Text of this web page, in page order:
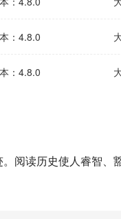
：4.8.0
：4.8.0
阅读历史使人睿智、